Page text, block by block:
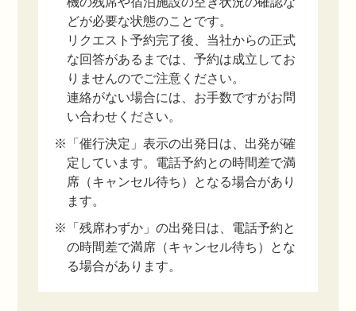
どが必要な状態のことです。
リクエスト予約完了後、当社からの正式
な回答があるまでは、予約は成立してお
りませんのでご注意ください。
連絡がない場合には、お手数ですがお問
い合わせください。
※「催行決定」表示の出発日は、出発が確
定しています。電話予約との時間差で満
席（キャンセル待ち）となる場合があり
ます。
※「残席わずか」の出発日は、電話予約と
の時間差で満席（キャンセル待ち）とな
る場合があります。